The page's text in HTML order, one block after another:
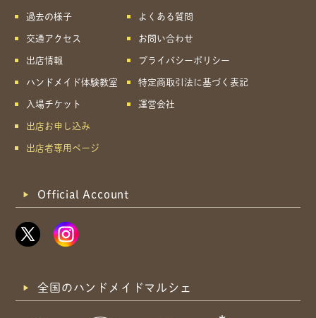
過去の様子
交通アクセス
出店情報
ハンドメイド体験教室
入場チケット
出店お申し込み
出店者専用ページ
よくある質問
お問い合わせ
プライバシーポリシー
特定商取引法に基づく表記
運営会社
Official Account
全国のハンドメイドマルシェ